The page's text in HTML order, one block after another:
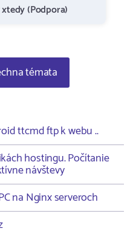
xtedy (Podpora)
témata
ttcmd ftp k webu ..
hostingu. Počítanie
návštevy
na Nginx serveroch